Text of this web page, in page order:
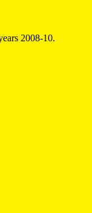
2008-10.